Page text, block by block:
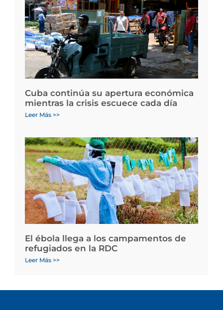
Cuba continúa su apertura económica
mientras la crisis escuece cada día
Leer Más >>
El ébola llega a los campamentos de
refugiados en la RDC
Leer Más >>